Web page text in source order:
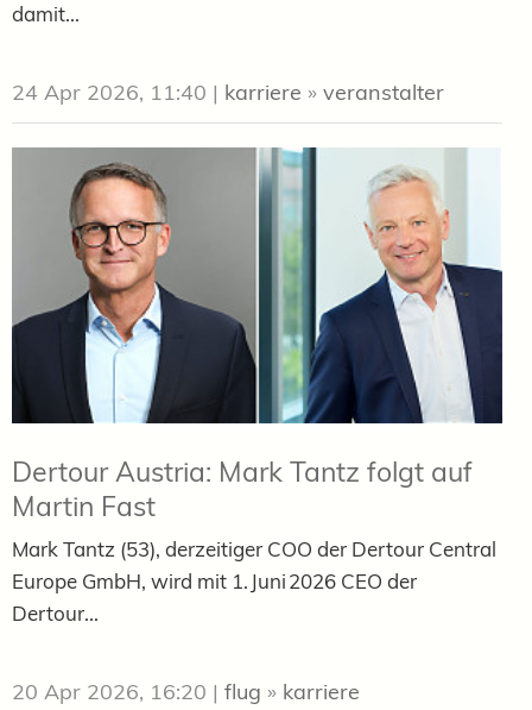
damit...
24 Apr 2026, 11:40 | karriere » veranstalter
Dertour Austria: Mark Tantz folgt auf
Martin Fast
Mark Tantz (53), derzeitiger COO der Dertour Central
Europe GmbH, wird mit 1. Juni 2026 CEO der
Dertour...
20 Apr 2026, 16:20 | flug » karriere